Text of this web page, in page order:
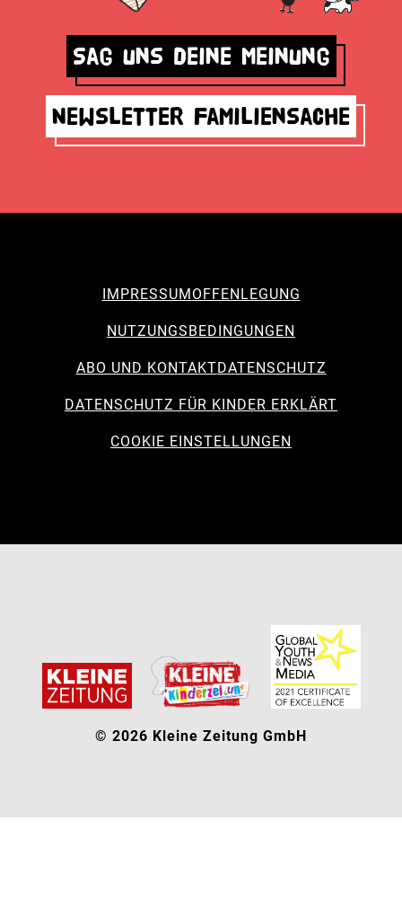
Sag uns deine Meinung
Newsletter Familiensache
IMPRESSUM OFFENLEGUNG
NUTZUNGSBEDINGUNGEN
ABO UND KONTAKTDATENSCHUTZ
DATENSCHUTZ FÜR KINDER ERKLÄRT
COOKIE EINSTELLUNGEN
© 2026 Kleine Zeitung GmbH